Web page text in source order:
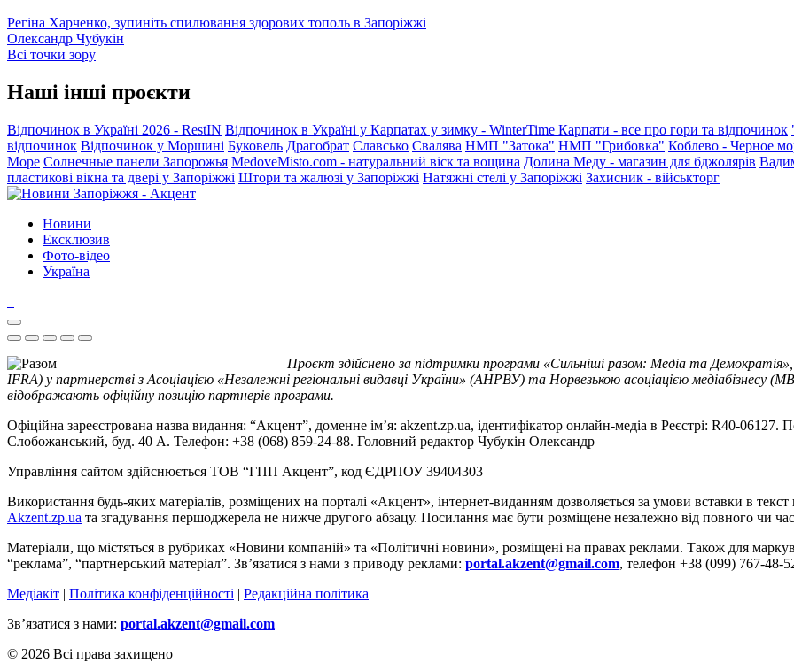
Регіна Харченко, зупиніть спилювання здорових тополь в Запоріжжі
Олександр Чубукін
Всі точки зору
Наші інші проєкти
Відпочинок в Україні 2026 - RestIN Відпочинок в Україні у Карпатах у зимку - WinterTime Карпати - все про гори та відпочинок
відпочинок Відпочинок у Моршині Буковель Драгобрат Славсько Свалява НМП "Затока" НМП "Грибовка" Коблево - Черное
Море Солнечные панели Запорожья MedoveMisto.com - натуральний віск та вощина Долина Меду - магазин для бджолярів
пластикові вікна та двері у Запоріжжі Штори та жалюзі у Запоріжжі Натяжні стелі у Запоріжжі Захисник - військторг
Новини
Ексклюзив
Фото-відео
Україна
Проєкт здійснено за підтримки програми «Сильніші разом: Медіа та
IFRA) у партнерстві з Асоціацією «Незалежні регіональні видавці України» (АНРВУ) та Норвезькою асоціацією медіабізнесу
відображають офіційну позицію партнерів програми.
Офіційна зареєстрована назва видання: “Акцент”, доменне ім’я: akzent.zp.ua, ідентифікатор онлайн-медіа в Реєстрі: R40-
Слобожанський, буд. 40 А. Телефон: +38 (068) 859-24-88. Головний редактор Чубукін Олександр
Управління сайтом здійснюється ТОВ “ГПП Акцент”, код ЄДРПОУ 39404303
Використання будь-яких матеріалів, розміщених на порталі «Акцент», інтернет-виданням дозволяється за умови вставки в
Akzent.zp.ua та згадування першоджерела не нижче другого абзацу. Посилання має бути розміщене незалежно від повного чи
Матеріали, що містяться в рубриках «Новини компаній» та «Політичні новини», розміщені на правах реклами. Також для
“реклама”, “партнерський матеріал”. Зв’язатися з нами з приводу реклами: portal.akzent@gmail.com, телефон +38 (099) 767-48-
Медіакіт | Політика конфіденційності | Редакційна політика
Зв’язатися з нами: portal.akzent@gmail.com
© 2026 Всі права захищено